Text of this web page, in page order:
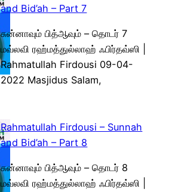
and Bid’ah – Part 7
சுன்னாவும் பித்ஆவும் – தொடர் 7
மவ்லவி ரஹ்மத்துல்லாஹ் ஃபிர்தவ்ஸி |
Rahmatullah Firdousi 09-04-
2022 Masjidus Salam,
Rahmatullah Firdousi – Sunnah
and Bid’ah – Part 8
சுன்னாவும் பித்ஆவும் – தொடர் 8
மவ்லவி ரஹ்மத்துல்லாஹ் ஃபிர்தவ்ஸி |